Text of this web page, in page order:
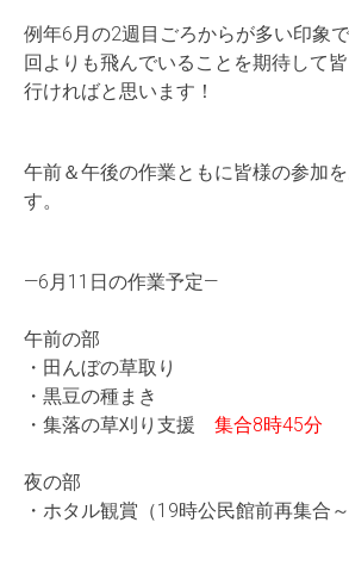
例年6月の2週目ごろからが多い印象
回よりも飛んでいることを期待して
行ければと思います！
午前＆午後の作業ともに皆様の参加
す。
—6月11日の作業予定—
午前の部
・田んぼの草取り
・黒豆の種まき
・集落の草刈り支援 集合8時45分
夜の部
・ホタル観賞（19時公民館前再集合